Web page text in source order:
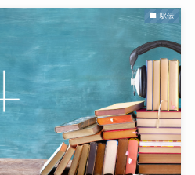
駅伝